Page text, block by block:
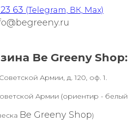
63 (Telegram, ВК, Max)
Be Greeny Shop:
Армии, д. 120, оф. 1.
Армии (ориентир - белый
Be Greeny Shop)